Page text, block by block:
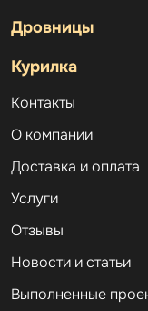
Дровницы
Курилка
Контакты
О компании
Доставка и оплата
Услуги
Отзывы
Новости и статьи
Выполненные